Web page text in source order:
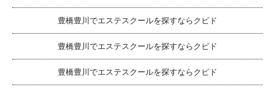
豊橋豊川でエステスクールを探すならクピド
豊橋豊川でエステスクールを探すならクピド
豊橋豊川でエステスクールを探すならクピド